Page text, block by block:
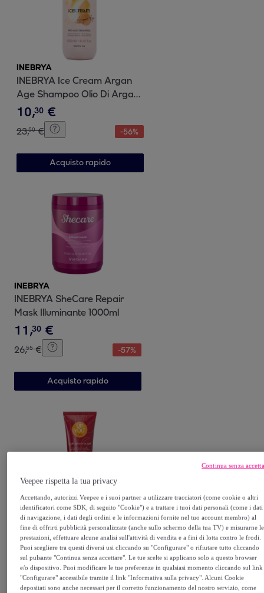
INEBRYA
INEBRYA Ice Cream Argan
Age Shampoo Olio Di Argan
1000ml
10,30 €
23,50 € -56%
Acquisto rapido
INEBRYA
INEBRYA SheCare Repair
Mask Illuminante 1000ml
11,30 €
26,55 € -57%
Acquisto rapido
INEBRYA
INEBRYA Up To You Curl
Boost Glaze 200ml
8,70 €
19, 10 € -54%
Veepee rispetta la tua privacy
Accettando, autorizzi Veepee e i suoi partner a utilizzare tracciatori (come cookie o altri
identificatori come SDK, di seguito "Cookie") e a trattare i tuoi dati personali (come i dati
di navigazione, i dati degli ordini e le informazioni fornite nel tuo account membro) al
fine di offrirti pubblicità personalizzate (anche sullo schermo della tua TV) e misurarne le
prestazioni, effettuare alcune analisi sull'attività di vendita e a fini di lotta contro le frodi.
Puoi scegliere tra questi diversi usi cliccando su "Configurare" o rifiutare tutto cliccando
sul pulsante "Continua senza accettare". Le tue scelte si applicano solo a questo browser
e/o dispositivo. Puoi modificare le tue preferenze in qualsiasi momento cliccando sul link
"Configurare" accessibile tramite il link "Informativa sulla privacy". Alcuni Cookie
depositati sono anche necessari per il corretto funzionamento del nostro servizio, come
Continua senza